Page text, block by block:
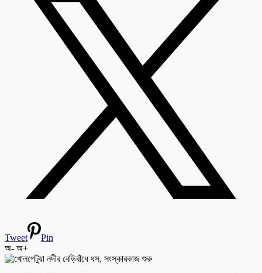
Tweet
Pin
অ- অ+